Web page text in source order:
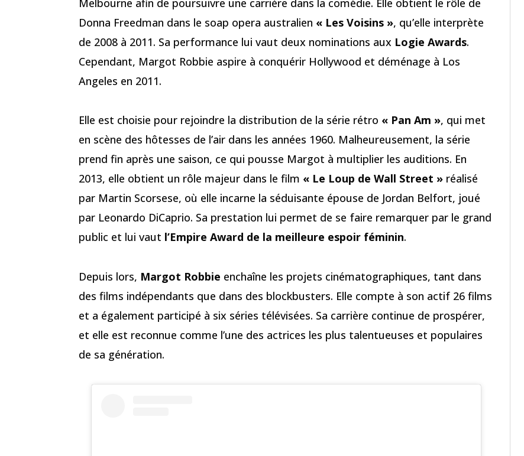
Melbourne afin de poursuivre une carrière dans la comédie. Elle obtient le rôle de
Donna Freedman dans le soap opera australien « Les Voisins », qu’elle interprète
de 2008 à 2011. Sa performance lui vaut deux nominations aux Logie Awards.
Cependant, Margot Robbie aspire à conquérir Hollywood et déménage à Los
Angeles en 2011.
Elle est choisie pour rejoindre la distribution de la série rétro « Pan Am », qui met
en scène des hôtesses de l’air dans les années 1960. Malheureusement, la série
prend fin après une saison, ce qui pousse Margot à multiplier les auditions. En
2013, elle obtient un rôle majeur dans le film « Le Loup de Wall Street » réalisé
par Martin Scorsese, où elle incarne la séduisante épouse de Jordan Belfort, joué
par Leonardo DiCaprio. Sa prestation lui permet de se faire remarquer par le grand
public et lui vaut l’Empire Award de la meilleure espoir féminin.
Depuis lors, Margot Robbie enchaîne les projets cinématographiques, tant dans
des films indépendants que dans des blockbusters. Elle compte à son actif 26 films
et a également participé à six séries télévisées. Sa carrière continue de prospérer,
et elle est reconnue comme l’une des actrices les plus talentueuses et populaires
de sa génération.